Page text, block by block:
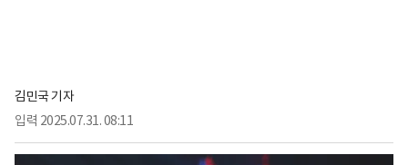
김민국 기자
입력 2025.07.31. 08:11